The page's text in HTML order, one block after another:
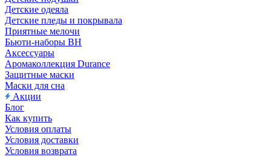
Детские одеяла
Детские пледы и покрывала
Приятные мелочи
Бьюти-наборы ВН
Аксессуары
Аромаколлекция Durance
Защитные маски
Маски для сна
Акции
Блог
Как купить
Условия оплаты
Условия доставки
Условия возврата